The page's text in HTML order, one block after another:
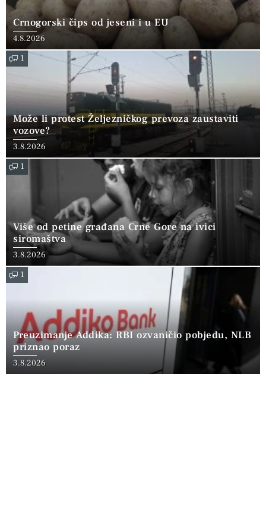
Crnogorski čips od jeseni i u EU
4.8.2026
1
Može li protest Željezničkog prevoza zaustaviti
vozove?
3.8.2026
1
Više od petine građana Crne Gore na ivici
siromaštva
3.8.2026
1
Preuzimanje Addika: RBI ozvaničio pobjedu, NLB
priznao poraz
3.8.2026